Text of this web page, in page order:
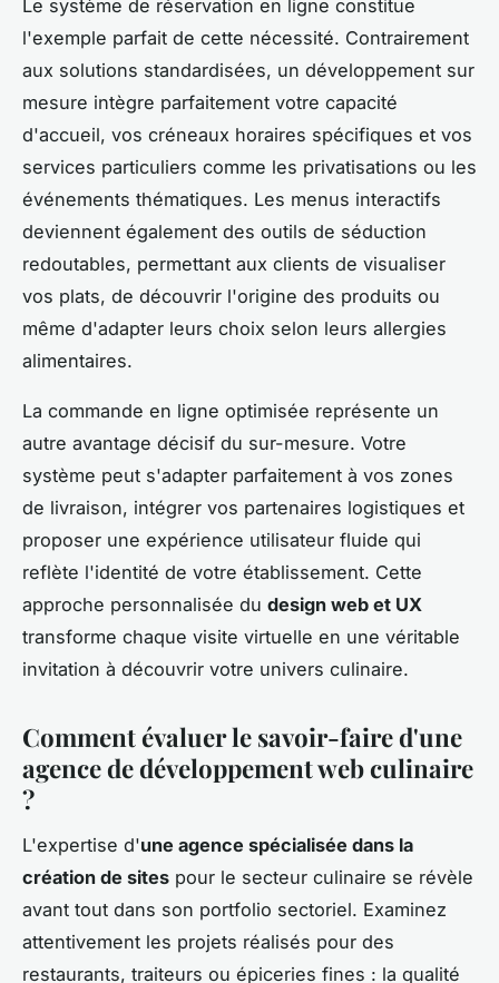
Le système de réservation en ligne constitue
l'exemple parfait de cette nécessité. Contrairement
aux solutions standardisées, un développement sur
mesure intègre parfaitement votre capacité
d'accueil, vos créneaux horaires spécifiques et vos
services particuliers comme les privatisations ou les
événements thématiques. Les menus interactifs
deviennent également des outils de séduction
redoutables, permettant aux clients de visualiser
vos plats, de découvrir l'origine des produits ou
même d'adapter leurs choix selon leurs allergies
alimentaires.
La commande en ligne optimisée représente un
autre avantage décisif du sur-mesure. Votre
système peut s'adapter parfaitement à vos zones
de livraison, intégrer vos partenaires logistiques et
proposer une expérience utilisateur fluide qui
reflète l'identité de votre établissement. Cette
approche personnalisée du design web et UX
transforme chaque visite virtuelle en une véritable
invitation à découvrir votre univers culinaire.
Comment évaluer le savoir-faire d'une
agence de développement web culinaire
?
L'expertise d'une agence spécialisée dans la
création de sites pour le secteur culinaire se révèle
avant tout dans son portfolio sectoriel. Examinez
attentivement les projets réalisés pour des
restaurants, traiteurs ou épiceries fines : la qualité